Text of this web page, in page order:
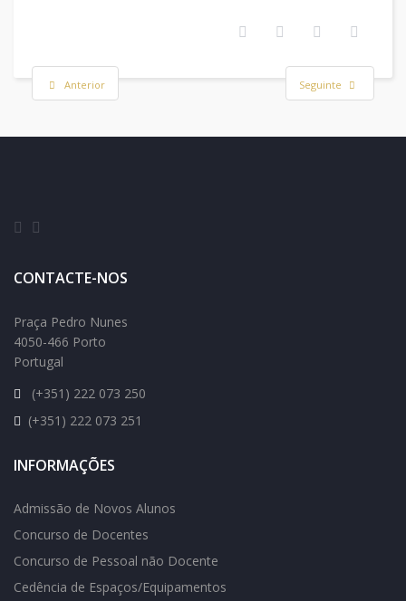
Anterior Seguinte
CONTACTE-NOS
Praça Pedro Nunes
4050-466 Porto
Portugal
(+351) 222 073 250
(+351) 222 073 251
INFORMAÇÕES
Admissão de Novos Alunos
Concurso de Docentes
Concurso de Pessoal não Docente
Cedência de Espaços/Equipamentos